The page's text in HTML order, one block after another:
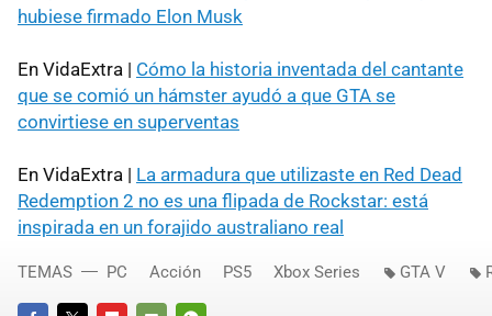
hubiese firmado Elon Musk
En VidaExtra | Cómo la historia inventada del cantante
que se comió un hámster ayudó a que GTA se
convirtiese en superventas
En VidaExtra | La armadura que utilizaste en Red Dead
Redemption 2 no es una flipada de Rockstar: está
inspirada en un forajido australiano real
TEMAS PC Acción PS5 Xbox Series GTA V